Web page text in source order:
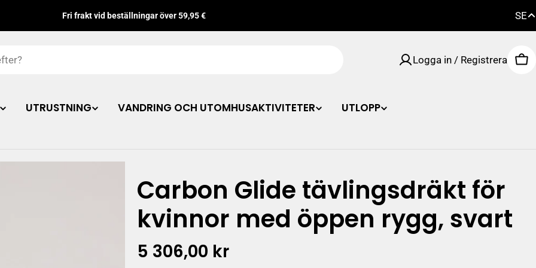
Fri frakt vid beställningar över 59,95 €
SE
EN
Logga in / Registrera
UTRUSTNING VANDRING OCH UTOMHUSAKTIVITETER
UTLOPP
Carbon Glide tävlingsdräkt för
kvinnor med öppen rygg, svart
Ordinarie
5 306,00 kr